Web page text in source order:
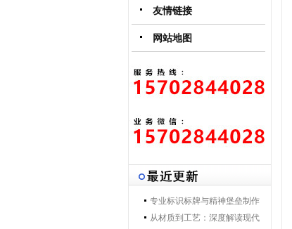
友情链接
网站地图
专业标识标牌与精神堡垒制作
专家 | 零贰捌广告制作集团 - 打
从材质到工艺：深度解读现代